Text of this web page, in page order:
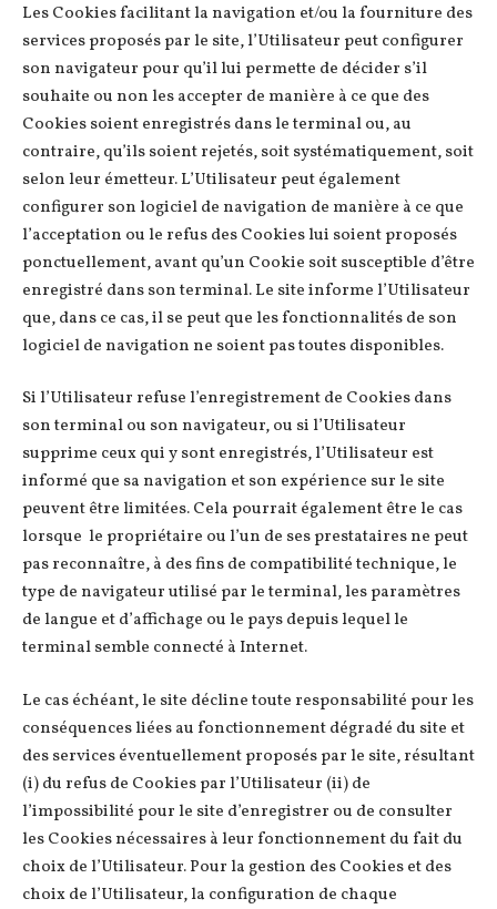
Les Cookies facilitant la navigation et/ou la fourniture des
services proposés par le site, l’Utilisateur peut configurer
son navigateur pour qu’il lui permette de décider s’il
souhaite ou non les accepter de manière à ce que des
Cookies soient enregistrés dans le terminal ou, au
contraire, qu’ils soient rejetés, soit systématiquement, soit
selon leur émetteur. L’Utilisateur peut également
configurer son logiciel de navigation de manière à ce que
l’acceptation ou le refus des Cookies lui soient proposés
ponctuellement, avant qu’un Cookie soit susceptible d’être
enregistré dans son terminal. Le site informe l’Utilisateur
que, dans ce cas, il se peut que les fonctionnalités de son
logiciel de navigation ne soient pas toutes disponibles.
Si l’Utilisateur refuse l’enregistrement de Cookies dans
son terminal ou son navigateur, ou si l’Utilisateur
supprime ceux qui y sont enregistrés, l’Utilisateur est
informé que sa navigation et son expérience sur le site
peuvent être limitées. Cela pourrait également être le cas
lorsque le propriétaire ou l’un de ses prestataires ne peut
pas reconnaître, à des fins de compatibilité technique, le
type de navigateur utilisé par le terminal, les paramètres
de langue et d’affichage ou le pays depuis lequel le
terminal semble connecté à Internet.
Le cas échéant, le site décline toute responsabilité pour les
conséquences liées au fonctionnement dégradé du site et
des services éventuellement proposés par le site, résultant
(i) du refus de Cookies par l’Utilisateur (ii) de
l’impossibilité pour le site d’enregistrer ou de consulter
les Cookies nécessaires à leur fonctionnement du fait du
choix de l’Utilisateur. Pour la gestion des Cookies et des
choix de l’Utilisateur, la configuration de chaque